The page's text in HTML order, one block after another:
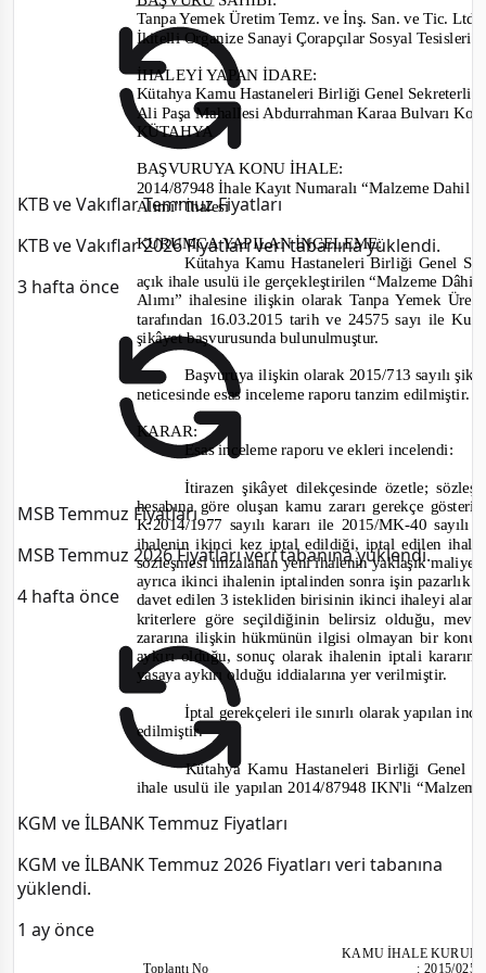
KTB ve Vakıflar Temmuz Fiyatları
KTB ve Vakıflar 2026 Fiyatları veri tabanına yüklendi.
3 hafta önce
MSB Temmuz Fiyatları
MSB Temmuz 2026 Fiyatları veri tabanına yüklendi.
4 hafta önce
KGM ve İLBANK Temmuz Fiyatları
KGM ve İLBANK Temmuz 2026 Fiyatları veri tabanına
yüklendi.
1 ay önce
Tanpa Yemek Üretim Temz. ve İnş. San. ve Tic. Ltd.
İkitelli Organize Sanayi Çorapçılar Sosyal
İHALEYİ YAPAN İDARE:
Kütahya Kamu Hastaneleri Birliği Genel Sekreterliği
Ali Paşa Mahallesi Abdurrahman Karaa Bulvarı
KÜTAHYA
BAŞVURUYA KONU İHALE:
2014/87948İhale Kayıt Numaralı “Malzeme Dahil
Alımı” İhalesi
KURUMCA YAPILAN İNCELEME:
Kütahya Kamu Hastaneleri Birliği Genel
açık ihale usulüile gerçekleştirilen “Malzeme Dâhil
Alımı”ihalesine ilişkin olarak Tanpa Yemek
tarafından 16.03.2015 tarih ve 24575sayı ile
şikâyet başvurusunda bulunulmuştur.
Başvuruya ilişkin olarak 2015/713 sayılı
neticesinde esas inceleme raporu tanzim edilmiştir.
KARAR:
Esas inceleme raporu ve ekleri incelendi:
İtirazen şikâyet dilekçesinde özetle;
hesabına göre oluşan kamu zararı gerekçe
K:2014/1977 sayılı kararı ile 2015/MK-40 sayılı
ihalenin ikinci kez iptal edildiği, iptal edilen
sözleşmesi imzalanan yeni ihalenin yaklaşık
ayrıca ikinci ihalenin iptalinden sonra işin
davet edilen 3 istekliden birisinin ikinci ihaleyi alan
kriterlere göre seçildiğinin belirsiz olduğu,
zararına ilişkin hükmünün ilgisi olmayan bir
aykırı olduğu, sonuç olarak ihalenin iptali
yasaya aykırı olduğu iddialarına yer verilmiştir.
İptal gerekçeleri ile sınırlı olarak yapılan
edilmiştir.
Kütahya Kamu Hastaneleri Birliği Genel
ihale usulü ile yapılan 2014/87948 IKN'li
KAMU İHALE
ToplantıNo :2015/025